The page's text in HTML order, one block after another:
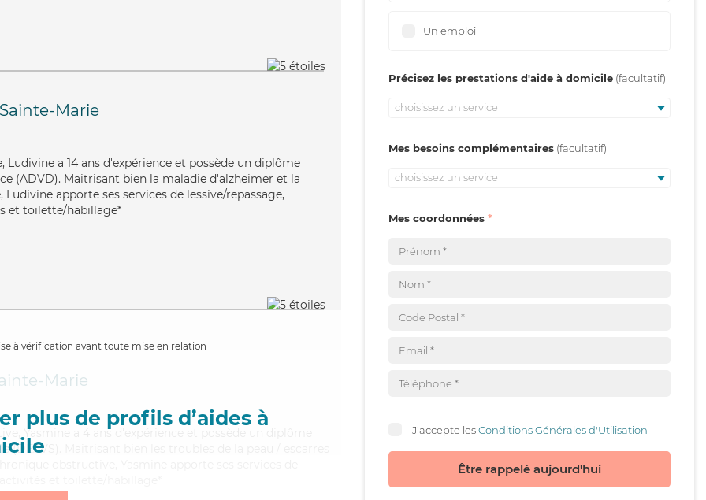
Marie
Ludivine a 14 ans d'expérience et possède un diplôme
(ADVD). Maitrisant bien la maladie d'alzheimer et la
apporte ses services de lessive/repassage,
et toilette/habillage*
à vérification avant toute mise en relation
plus de profils d’aides à
Marie
Yasmine a 4 ans d'expérience et possède un diplôme
(DEAVS). Maitrisant bien les troubles de la peau / escarres
Un emploi
Précisez les prestations d'aide à domicile
choisissez un service
Mes besoins complémentaires
choisissez un service
Mes coordonnées
J'accepte lesConditions Générales d'Utilisation
Être rappelé aujourd'hui